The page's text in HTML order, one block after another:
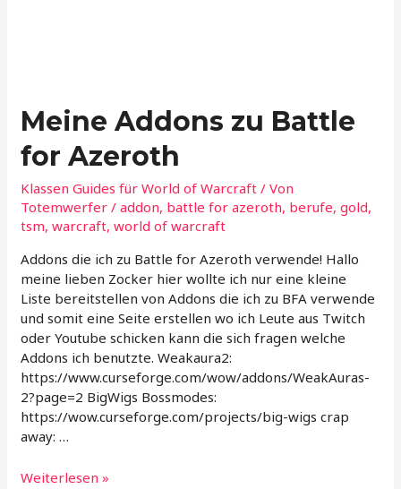
Meine Addons zu Battle
for Azeroth
Klassen Guides für World of Warcraft / Von
Totemwerfer /addon, battle for azeroth, berufe,gold,
tsm,warcraft,world of warcraft
Addons die ich zu Battle for Azeroth verwende! Hallo
meine lieben Zocker hier wollte ich nur eine kleine
Liste bereitstellen von Addons die ich zu BFA verwende
und somit eine Seite erstellen wo ich Leute aus Twitch
oder Youtube schicken kann die sich fragen welche
Addons ich benutzte. Weakaura2:
https://www.curseforge.com/wow/addons/WeakAuras-
2?page=2 BigWigs Bossmodes:
https://wow.curseforge.com/projects/big-wigs crap
away: …
Meine
Weiterlesen »